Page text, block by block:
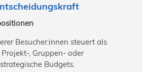
Besucher:innen steuert als
, Gruppen- oder
Budgets.